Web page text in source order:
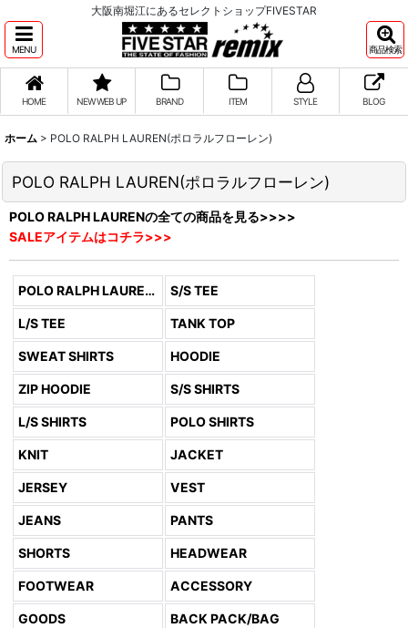
大阪南堀江にあるセレクトショップFIVESTAR
MENU 商品検索
HOME NEW WEB UP BRAND ITEM STYLE BLOG
ホーム > POLO RALPH LAUREN(ポロラルフローレン)
POLO RALPH LAUREN(ポロラルフローレン)
POLO RALPH LAURENの全ての商品を見る>>>>
SALEアイテムはコチラ>>>
POLO RALPH LAUREN (全商品) S/S TEE
L/S TEE TANK TOP
SWEAT SHIRTS HOODIE
ZIP HOODIE S/S SHIRTS
L/S SHIRTS POLO SHIRTS
KNIT JACKET
JERSEY VEST
JEANS PANTS
SHORTS HEADWEAR
FOOTWEAR ACCESSORY
GOODS BACK PACK/BAG